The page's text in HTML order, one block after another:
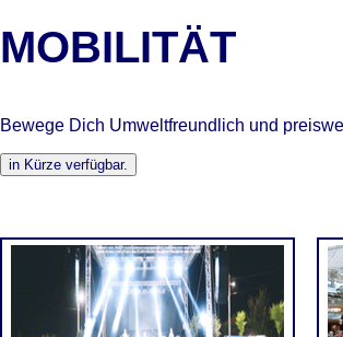
MOBILITÄT
Bewege Dich Umweltfreundlich und